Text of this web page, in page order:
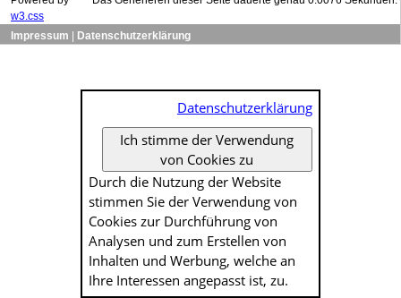
w3.css
Impressum
Datenschutzerklärung
Datenschutzerklärung
Ich stimme der Verwendung
von Cookies zu
Durch die Nutzung der Website
stimmen Sie der Verwendung von
Cookies zur Durch­führung von
Analysen und zum Erstellen von
Inhalten und Werbung, welche an
Ihre Interessen angepasst ist, zu.